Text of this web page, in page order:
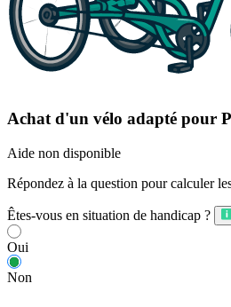
Achat d'un vélo adapté pour
Aide non disponible
Répondez à la question pour calculer
Êtes-vous en situation de handicap ?
Oui
Non